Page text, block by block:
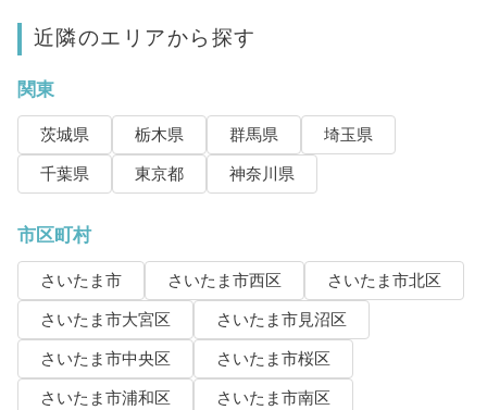
近隣のエリアから探す
関東
茨城県 栃木県 群馬県
埼玉県
千葉県
東京都 神奈川県
市区町村
さいたま市 さいたま市西区
さいたま市北区
さいたま市大宮区
さいたま市見沼区
さいたま市中央区
さいたま市桜区
さいたま市浦和区
さいたま市南区